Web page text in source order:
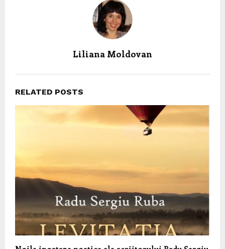
Liliana Moldovan
RELATED POSTS